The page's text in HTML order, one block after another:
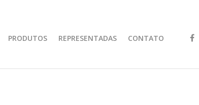
PRODUTOS REPRESENTADAS CONTATO